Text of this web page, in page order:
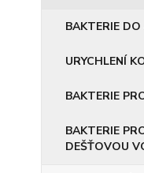
BAKTERIE
URYCHLENÍ
BAKTERIE
BAKTERIE
DEŠŤOVOU